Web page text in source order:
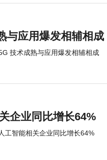
与应用爆发相辅相成
技术成熟与应用爆发相辅相成
企业同比增长64%
工智能相关企业同比增长64%